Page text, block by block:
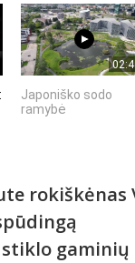
Japoniško sodo
ramybė
rokiškėnas
gaminių